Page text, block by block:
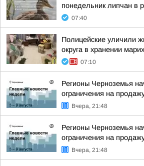
понедельник липчан в
07:40
Полицейские уличили
округа в хранении
07:10
Регионы Черноземья
ограничения на
Вчера, 21:48
Регионы Черноземья
ограничения на
Вчера, 21:48